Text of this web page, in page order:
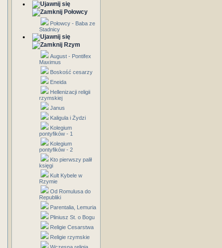
Połowcy
Połowcy - Baba ze
Stadnicy
Rzym
August - Pontifex
Maximus
Boskość cesarzy
Eneida
Hellenizacji religii
rzymskiej
Janus
Kaligula i Żydzi
Kolegium
pontyfików - 1
Kolegium
pontyfików - 2
Kto pierwszy palił
księgi
Kult Kybele w
Rzymie
Od Romulusa do
Republiki
Parentalia, Lemuria
Pliniusz St. o Bogu
Religie Cesarstwa
Religie rzymskie